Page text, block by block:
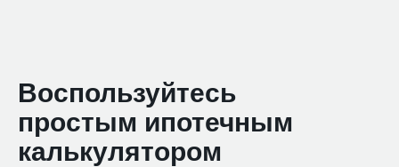
Воспользуйтесь
простым ипотечным
калькулятором